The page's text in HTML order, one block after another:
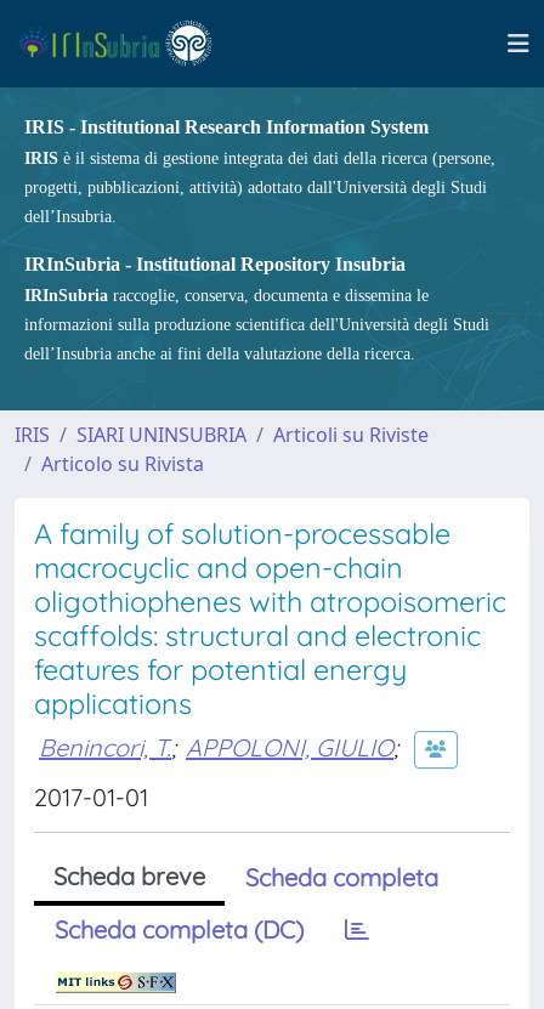
IRIS - Institutional Research Information System
IRIS è il sistema di gestione integrata dei dati della ricerca (persone,
progetti, pubblicazioni, attività) adottato dall'Università degli Studi
dell’Insubria.
IRInSubria - Institutional Repository Insubria
IRInSubria raccoglie, conserva, documenta e dissemina le
informazioni sulla produzione scientifica dell'Università degli Studi
dell’Insubria anche ai fini della valutazione della ricerca.
IRIS SIARI UNINSUBRIA
Articoli su Riviste
Articolo su Rivista
A family of solution-processable
macrocyclic and open-chain
oligothiophenes with atropoisomeric
scaffolds: structural and electronic
features for potential energy
applications
Benincori, T.; APPOLONI, GIULIO;
2017-01-01
Scheda breve
Scheda completa
Scheda completa (DC)